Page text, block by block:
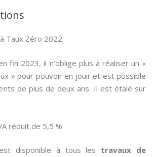
Taux Zéro 2022
fin 2023, il n’oblige plus à réaliser un «
» pour pouvoir en jouir et est possible
de plus de deux ans. Il est étalé sur
réduit de 5,5 %
disponible à tous les travaux de